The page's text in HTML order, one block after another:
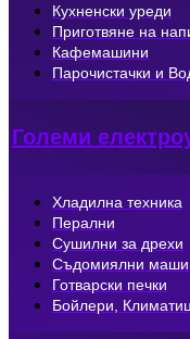
Кухненски уреди
Приготвяне на
Кафемашини
Парочистачки и
Големи
Хладилна техника
Перални
Сушилни за дрехи
Съдомиялни
Готварски печки
Бойлери,